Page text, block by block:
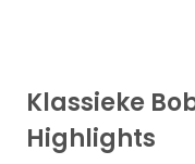
Klassieke
Highlights